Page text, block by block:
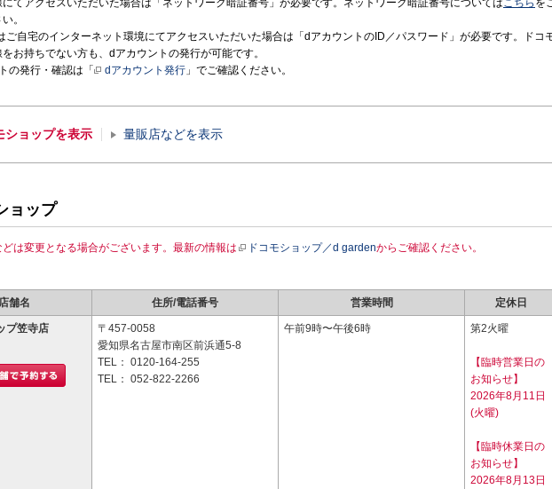
にてアクセスいただいた場合は「ネットワーク暗証番号」が必要です。ネットワーク暗証番号についてはこちら を
。
ご自宅のインターネット環境にてアクセスいただいた場合は「dアカウントのID／パスワード」が必要です。ドコ
お持ちでない方も、dアカウントの発行が可能です。
の発行・確認は「
dアカウント発行 」でご確認ください。
ショップを表示 量販店などを表示
ョップ
は変更となる場合がございます。最新の情報は ドコモショップ／d gardenからご確認ください。
店舗名 住所/電話番号 営業時間 定休日
プ笠寺店
〒457-0058
愛知県名古屋市南区前浜通5-8
TEL： 0120-164-255
TEL： 052-822-2266
午前9時〜午後6時 第2火曜
【臨時営業日の
お知らせ】
2026年8月11日
(火曜)
【臨時休業日の
お知らせ】
2026年8月13日